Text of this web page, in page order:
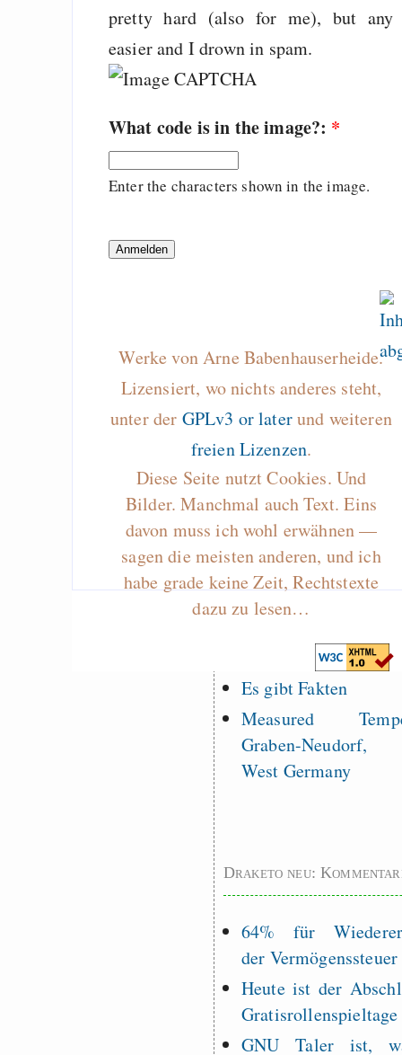
pretty hard (also for me), but any
easier and I drown in spam.
What code is in the image?: *
Enter the characters shown in the image.
Werke von Arne Babenhauserheide.
Lizensiert, wo nichts anderes steht,
unter der GPLv3 or laterund weiteren
freien Lizenzen.
Diese Seite nutzt Cookies. Und
Bilder. Manchmal auch Text. Eins
davon muss ich wohl erwähnen —
sagen die meisten anderen, und ich
habe grade keine Zeit, Rechtstexte
dazu zu lesen…
Zuletzt angezeigt:
and what I deeply
I’m not using Emacs
Nobelpreise
Alltag in
Klimaneutralen Welt
Nebelfest -
Rissen
Curb impacts
EU sovereignty
Es gibt Fakten
Measured
Graben-Neudorf,
West Germany
Draketo neu:
64% für
der Vermögenssteuer
Heute ist der
GNU Taler ist,